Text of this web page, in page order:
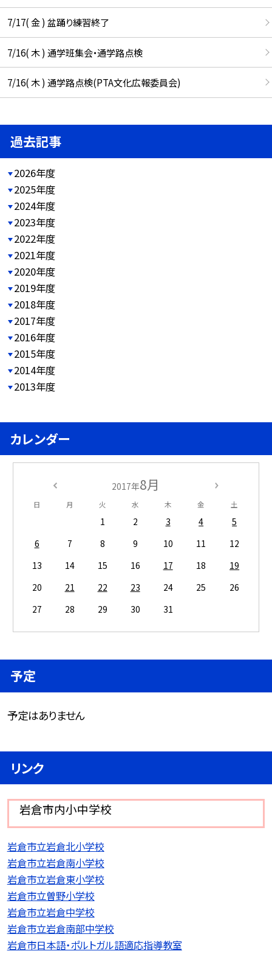
7/17( 金 ) 盆踊り練習終了
7/16( 木 ) 通学班集会・通学路点検
7/16( 木 ) 通学路点検(PTA文化広報委員会)
過去記事
2026年度
2025年度
2024年度
2023年度
2022年度
2021年度
2020年度
2019年度
2018年度
2017年度
2016年度
2015年度
2014年度
2013年度
カレンダー
2017年8月
日 月 火 水 木 金 土
1 2 3 4
5
6
7 8 9 10 11
12
13
14 15 16 17 18
19
20
21 22 23 24 25
26
27
28 29 30 31
予定
予定はありません
リンク
岩倉市内小中学校
岩倉市立岩倉北小学校
岩倉市立岩倉南小学校
岩倉市立岩倉東小学校
岩倉市立曽野小学校
岩倉市立岩倉中学校
岩倉市立岩倉南部中学校
岩倉市日本語・ポルトガル語適応指導教室